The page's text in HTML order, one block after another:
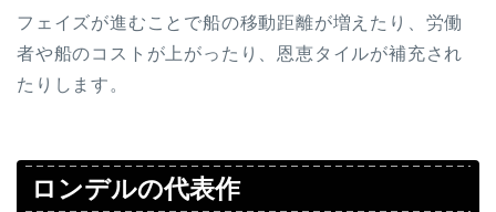
フェイズが進むことで船の移動距離が増えたり、労働
者や船のコストが上がったり、恩恵タイルが補充され
たりします。
ロンデルの代表作